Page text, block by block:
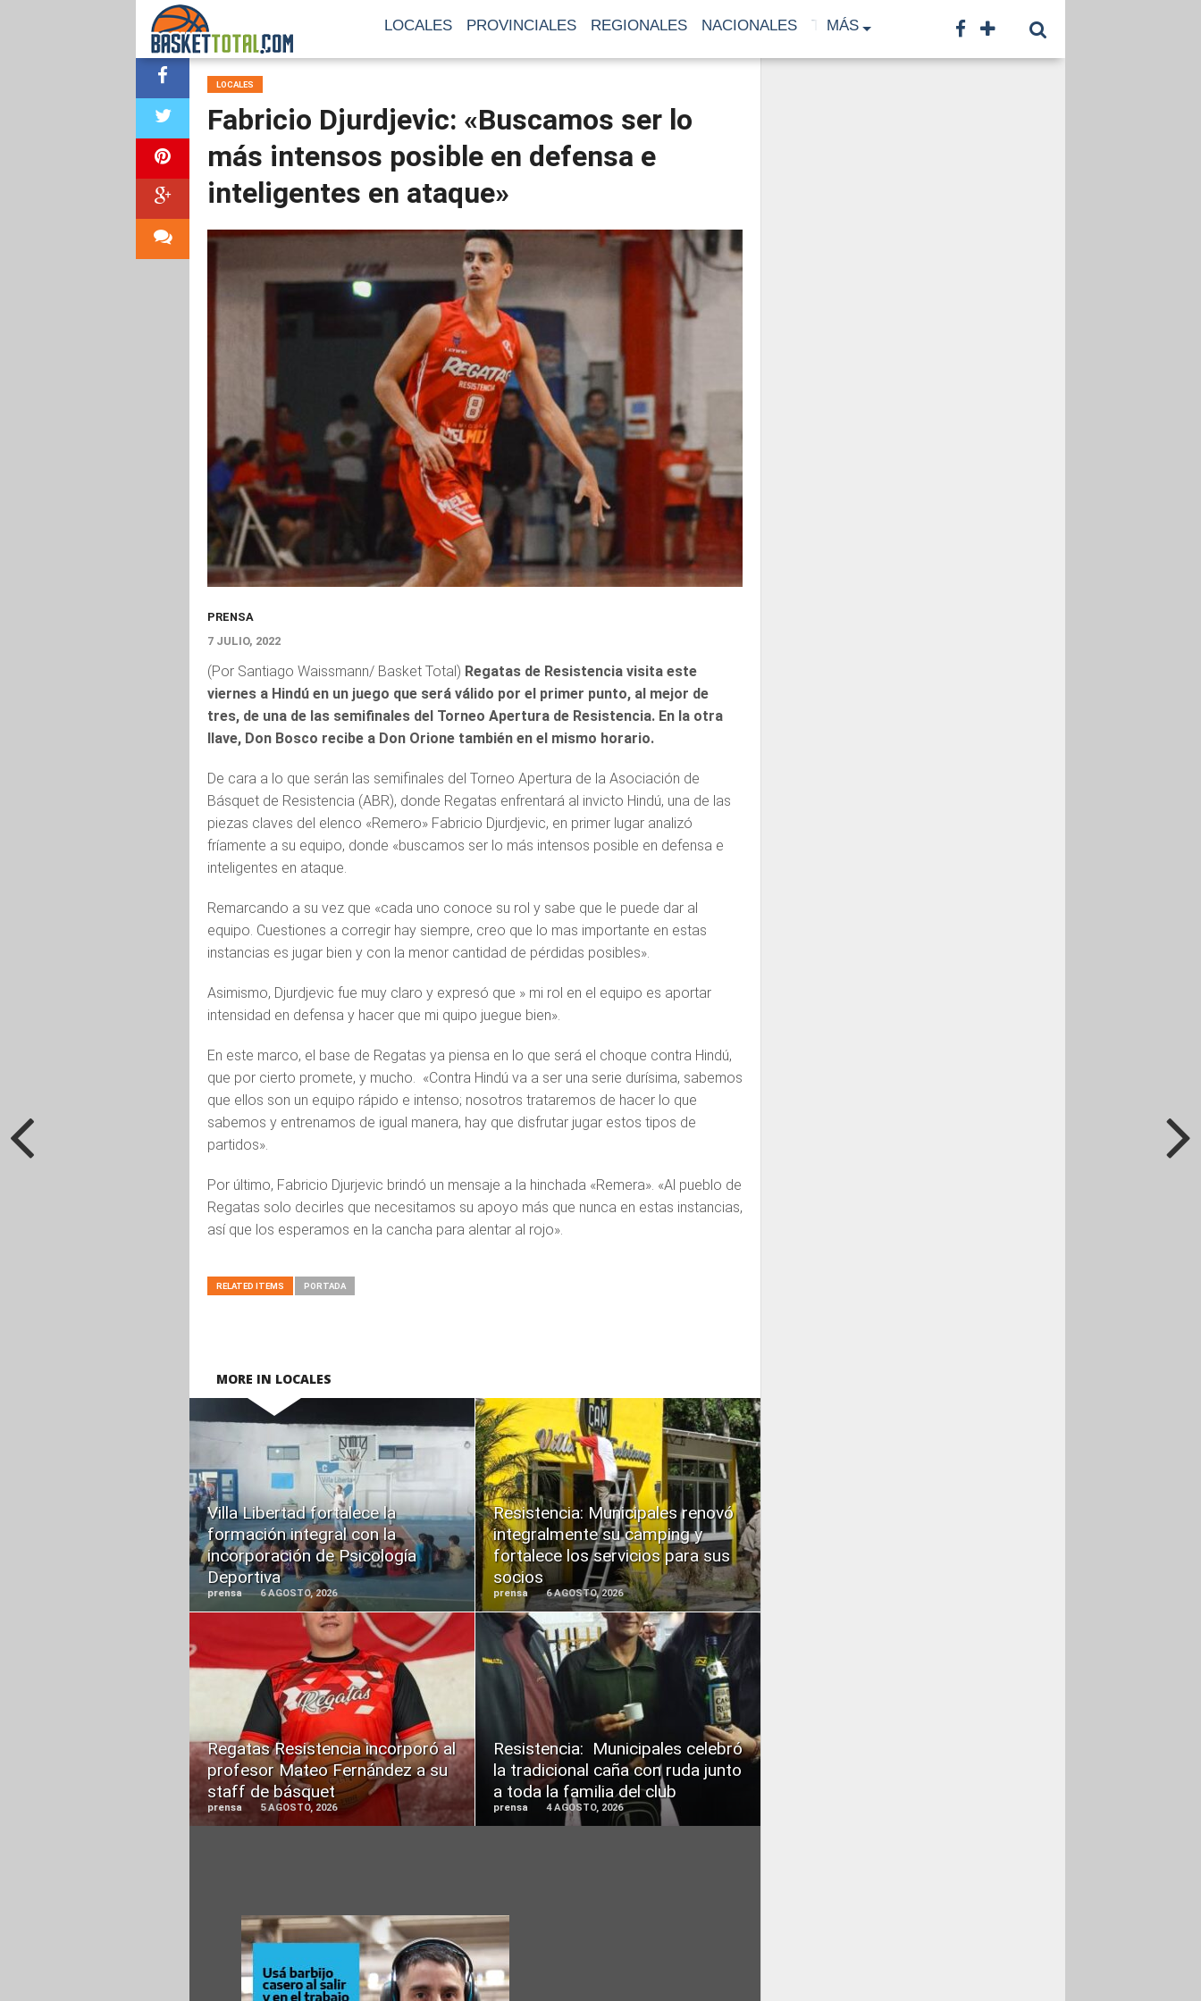
LOCALES PROVINCIALES REGIONALES NACIONALES TF TNA CONTACTO
MÁS
LOCALES
Fabricio Djurdjevic: «Buscamos ser lo
más intensos posible en defensa e
inteligentes en ataque»
PRENSA
7 JULIO, 2022
(Por Santiago Waissmann/ Basket Total) Regatas de Resistencia visita este
viernes a Hindú en un juego que será válido por el primer punto, al mejor de
tres, de una de las semifinales del Torneo Apertura de Resistencia. En la otra
llave, Don Bosco recibe a Don Orione también en el mismo horario.
De cara a lo que serán las semifinales del Torneo Apertura de la Asociación de
Básquet de Resistencia (ABR), donde Regatas enfrentará al invicto Hindú, una de las
piezas claves del elenco «Remero» Fabricio Djurdjevic, en primer lugar analizó
fríamente a su equipo, donde «buscamos ser lo más intensos posible en defensa e
inteligentes en ataque.
Remarcando a su vez que «cada uno conoce su rol y sabe que le puede dar al
equipo. Cuestiones a corregir hay siempre, creo que lo mas importante en estas
instancias es jugar bien y con la menor cantidad de pérdidas posibles».
Asimismo, Djurdjevic fue muy claro y expresó que » mi rol en el equipo es aportar
intensidad en defensa y hacer que mi quipo juegue bien».
En este marco, el base de Regatas ya piensa en lo que será el choque contra Hindú,
que por cierto promete, y mucho. «Contra Hindú va a ser una serie durísima, sabemos
que ellos son un equipo rápido e intenso; nosotros trataremos de hacer lo que
sabemos y entrenamos de igual manera, hay que disfrutar jugar estos tipos de
partidos».
Por último, Fabricio Djurjevic brindó un mensaje a la hinchada «Remera». «Al pueblo de
Regatas solo decirles que necesitamos su apoyo más que nunca en estas instancias,
así que los esperamos en la cancha para alentar al rojo».
RELATED ITEMS PORTADA
MORE IN LOCALES
Villa Libertad fortalece la
formación integral con la
incorporación de Psicología
Deportiva
prensa 6 AGOSTO, 2026
READ
MORE
Resistencia: Municipales renovó
integralmente su camping y
fortalece los servicios para sus
socios
prensa 6 AGOSTO, 2026
READ
MORE
Regatas Resistencia incorporó al
profesor Mateo Fernández a su
staff de básquet
prensa 5 AGOSTO, 2026
READ
MORE
Resistencia: Municipales celebró
la tradicional caña con ruda junto
a toda la familia del club
prensa 4 AGOSTO, 2026
READ
MORE